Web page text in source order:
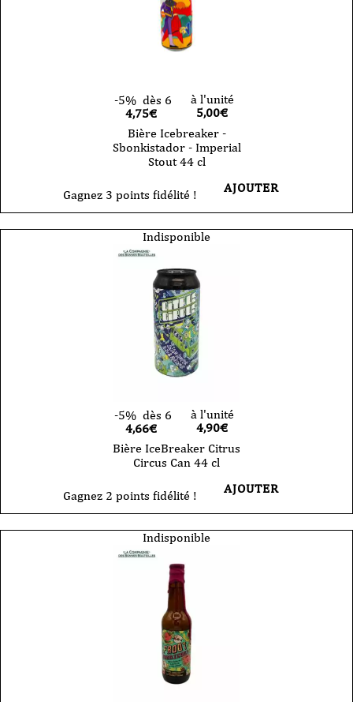
-5% dès 6
4,75€
à l'unité
5,00€
Bière Icebreaker -
Sbonkistador - Imperial
Stout 44 cl
Gagnez 3 points fidélité ! AJOUTER
Indisponible
-5% dès 6
4,66€
à l'unité
4,90€
Bière IceBreaker Citrus
Circus Can 44 cl
Gagnez 2 points fidélité ! AJOUTER
Indisponible